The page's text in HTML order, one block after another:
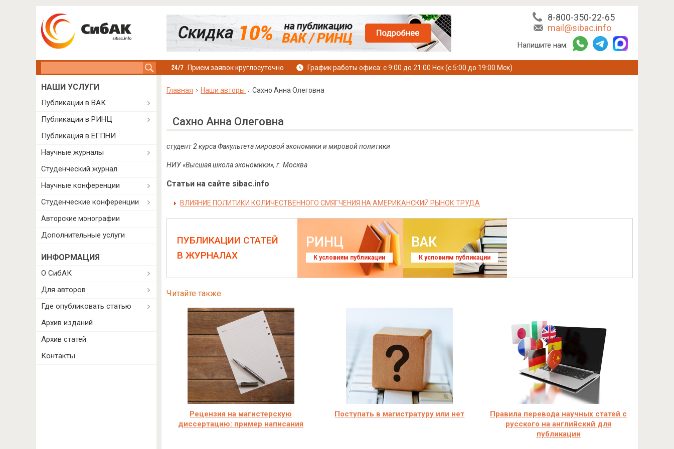
8-800-350-22-65
mail@sibac.info
Напишите нам:
Прием заявок круглосуточно График работы офиса: с 9:00 до 21:00 Нск (с 5:00 до 19:00 Мск)
Главная Наши авторы Сахно Анна Олеговна
Сахно Анна Олеговна
студент 2 курса Факультета мировой экономики и мировой политики
НИУ «Высшая школа экономики», г. Москва
Статьи на сайте sibac.info
ВЛИЯНИЕ ПОЛИТИКИ КОЛИЧЕСТВЕННОГО СМЯГЧЕНИЯ НА АМЕРИКАНСКИЙ РЫНОК ТРУДА
ПУБЛИКАЦИИ СТАТЕЙ
В ЖУРНАЛАХ
РИНЦ
К условиям публикации
ВАК
К условиям публикации
Читайте также
Рецензия на магистерскую
диссертацию: пример написания
Поступать в магистратуру или нет
Правила перевода научных статей с
русского на английский для
публикации
НАШИ УСЛУГИ
Публикации в ВАК
Публикации в РИНЦ
Публикация в ЕГПНИ
Научные журналы
Студенческий журнал
Научные конференции
Студенческие конференции
Авторские монографии
Дополнительные услуги
ИНФОРМАЦИЯ
О СибАК
Для авторов
Где опубликовать статью
Архив изданий
Архив статей
Контакты